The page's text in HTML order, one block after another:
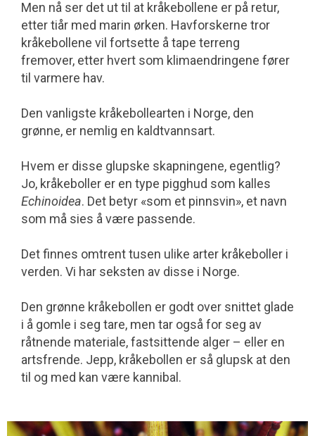
Men nå ser det ut til at kråkebollene er på retur,
etter tiår med marin ørken. Hav­forskerne tror
kråkebollene vil fortsette å tape terreng
fremover, etter hvert som klimaendringene fører
til varmere hav.
Den vanligste kråkebollearten i Norge, den
grønne, er nemlig en kaldtvannsart.
Hvem er disse glupske skapningene, egentlig?
Jo, kråkeboller er en type pigghud som kalles
Echinoidea. Det betyr «som et pinnsvin», et navn
som må sies å være passende.
Det finnes omtrent tusen ulike arter kråkeboller i
verden. Vi har seksten av disse i Norge.
Den grønne kråkebollen er godt over snittet glade
i å gomle i seg tare, men tar også for seg av
råtnende materiale, fast­sittende alger – eller en
artsfrende. Jepp, kråkebollen er så glupsk at den
til og med kan være kannibal.